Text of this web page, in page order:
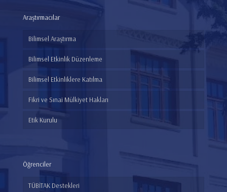
Araştırmacılar
Bilimsel Araştırma
Bilimsel Etkinlik Düzenleme
Bilimsel Etkinliklere Katılma
Fikri ve Sınai Mülkiyet Hakları
Etik Kurulu
Öğrenciler
TÜBİTAK Destekleri